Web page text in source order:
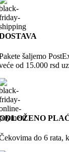
šaljemo
od 15.000 rsd
do 6 rata,